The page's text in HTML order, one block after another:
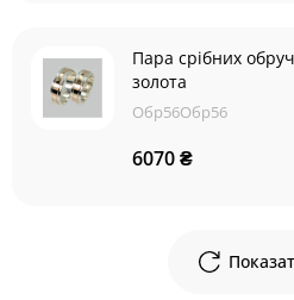
Пара срібних
золота
Обр56Обр56
6070 ₴